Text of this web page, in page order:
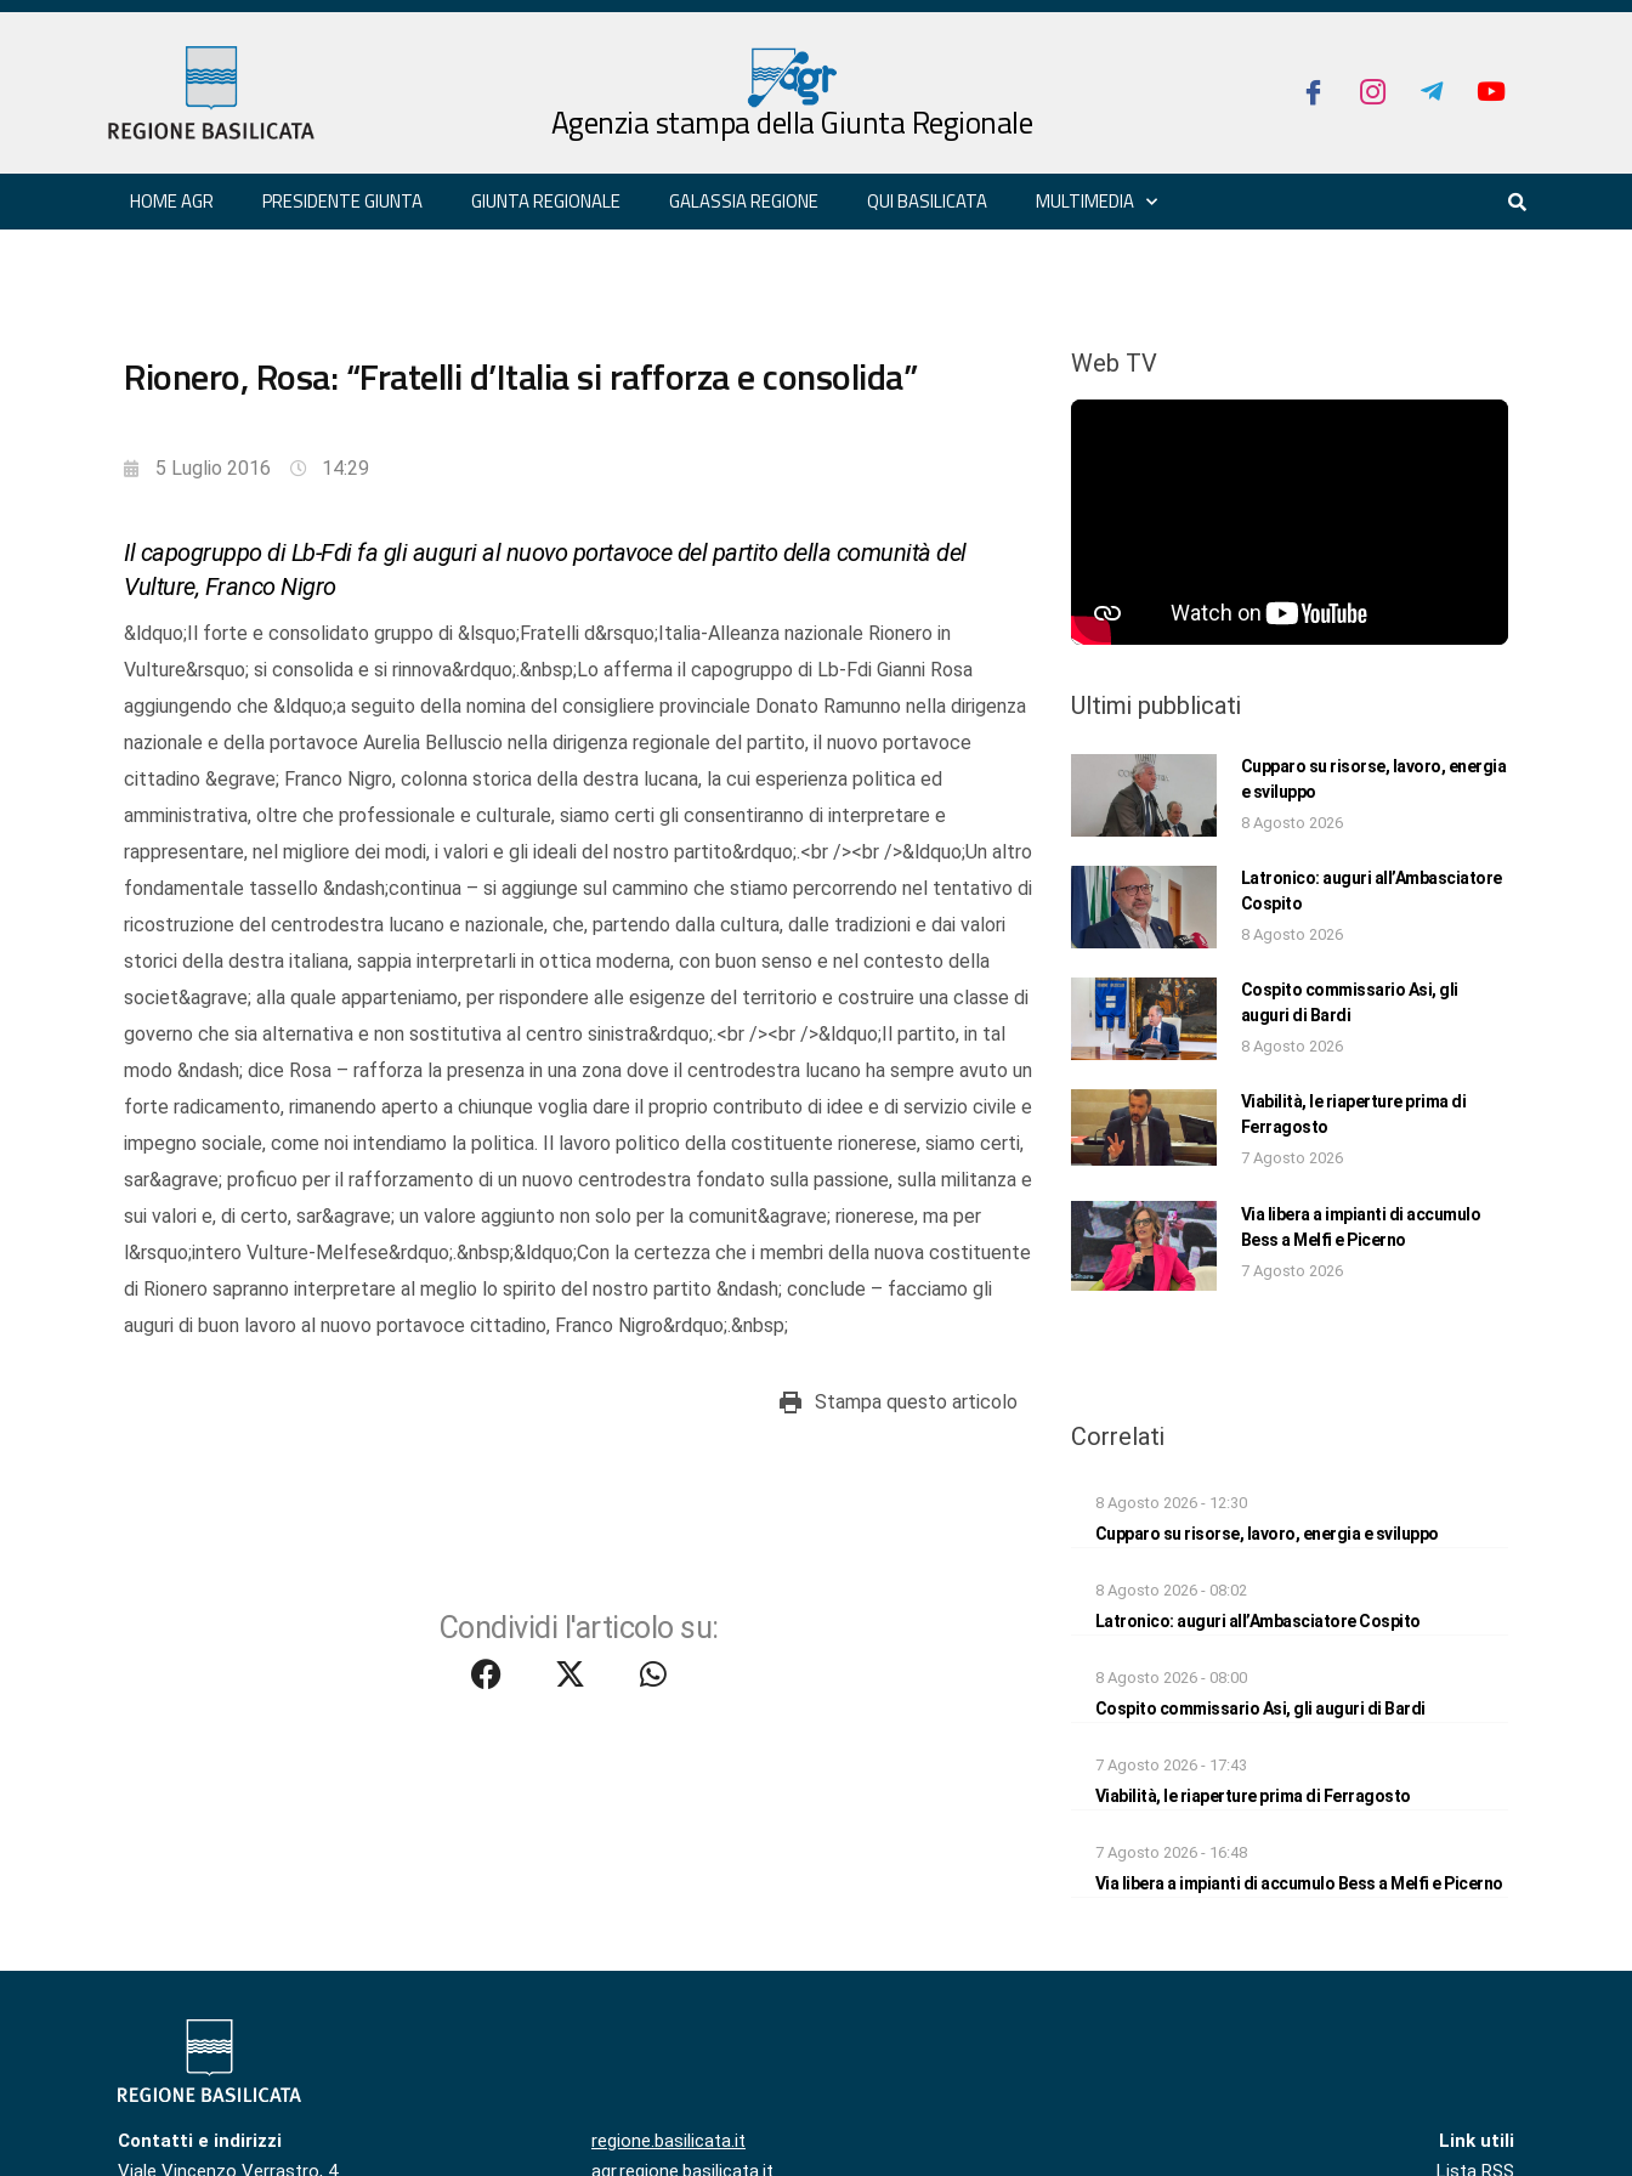
Agenzia stampa della Giunta Regionale
HOME AGR PRESIDENTE GIUNTA GIUNTA REGIONALE GALASSIA REGIONE QUI BASILICATA MULTIMEDIA
Rionero, Rosa: “Fratelli d’Italia si rafforza e consolida”
5 Luglio 2016 14:29
Il capogruppo di Lb-Fdi fa gli auguri al nuovo portavoce del partito della comunità del
Vulture, Franco Nigro
&ldquo;Il forte e consolidato gruppo di &lsquo;Fratelli d&rsquo;Italia-Alleanza nazionale Rionero in
Vulture&rsquo; si consolida e si rinnova&rdquo;.&nbsp;Lo afferma il capogruppo di Lb-Fdi Gianni Rosa
aggiungendo che &ldquo;a seguito della nomina del consigliere provinciale Donato Ramunno nella dirigenza
nazionale e della portavoce Aurelia Belluscio nella dirigenza regionale del partito, il nuovo portavoce
cittadino &egrave; Franco Nigro, colonna storica della destra lucana, la cui esperienza politica ed
amministrativa, oltre che professionale e culturale, siamo certi gli consentiranno di interpretare e
rappresentare, nel migliore dei modi, i valori e gli ideali del nostro partito&rdquo;.<br /><br />&ldquo;Un altro
fondamentale tassello &ndash;continua – si aggiunge sul cammino che stiamo percorrendo nel tentativo di
ricostruzione del centrodestra lucano e nazionale, che, partendo dalla cultura, dalle tradizioni e dai valori
storici della destra italiana, sappia interpretarli in ottica moderna, con buon senso e nel contesto della
societ&agrave; alla quale apparteniamo, per rispondere alle esigenze del territorio e costruire una classe di
governo che sia alternativa e non sostitutiva al centro sinistra&rdquo;.<br /><br />&ldquo;Il partito, in tal
modo &ndash; dice Rosa – rafforza la presenza in una zona dove il centrodestra lucano ha sempre avuto un
forte radicamento, rimanendo aperto a chiunque voglia dare il proprio contributo di idee e di servizio civile e
impegno sociale, come noi intendiamo la politica. Il lavoro politico della costituente rionerese, siamo certi,
sar&agrave; proficuo per il rafforzamento di un nuovo centrodestra fondato sulla passione, sulla militanza e
sui valori e, di certo, sar&agrave; un valore aggiunto non solo per la comunit&agrave; rionerese, ma per
l&rsquo;intero Vulture-Melfese&rdquo;.&nbsp;&ldquo;Con la certezza che i membri della nuova costituente
di Rionero sapranno interpretare al meglio lo spirito del nostro partito &ndash; conclude – facciamo gli
auguri di buon lavoro al nuovo portavoce cittadino, Franco Nigro&rdquo;.&nbsp;
Stampa questo articolo
Condividi l'articolo su:
Web TV
Ultimi pubblicati
Cupparo su risorse, lavoro, energia
e sviluppo
8 Agosto 2026
Latronico: auguri all’Ambasciatore
Cospito
8 Agosto 2026
Cospito commissario Asi, gli
auguri di Bardi
8 Agosto 2026
Viabilità, le riaperture prima di
Ferragosto
7 Agosto 2026
Via libera a impianti di accumulo
Bess a Melfi e Picerno
7 Agosto 2026
Correlati
8 Agosto 2026 - 12:30
Cupparo su risorse, lavoro, energia e sviluppo
8 Agosto 2026 - 08:02
Latronico: auguri all’Ambasciatore Cospito
8 Agosto 2026 - 08:00
Cospito commissario Asi, gli auguri di Bardi
7 Agosto 2026 - 17:43
Viabilità, le riaperture prima di Ferragosto
7 Agosto 2026 - 16:48
Via libera a impianti di accumulo Bess a Melfi e Picerno
Contatti e indirizzi
Viale Vincenzo Verrastro, 4
regione.basilicata.it
agr.regione.basilicata.it
Link utili
Lista RSS